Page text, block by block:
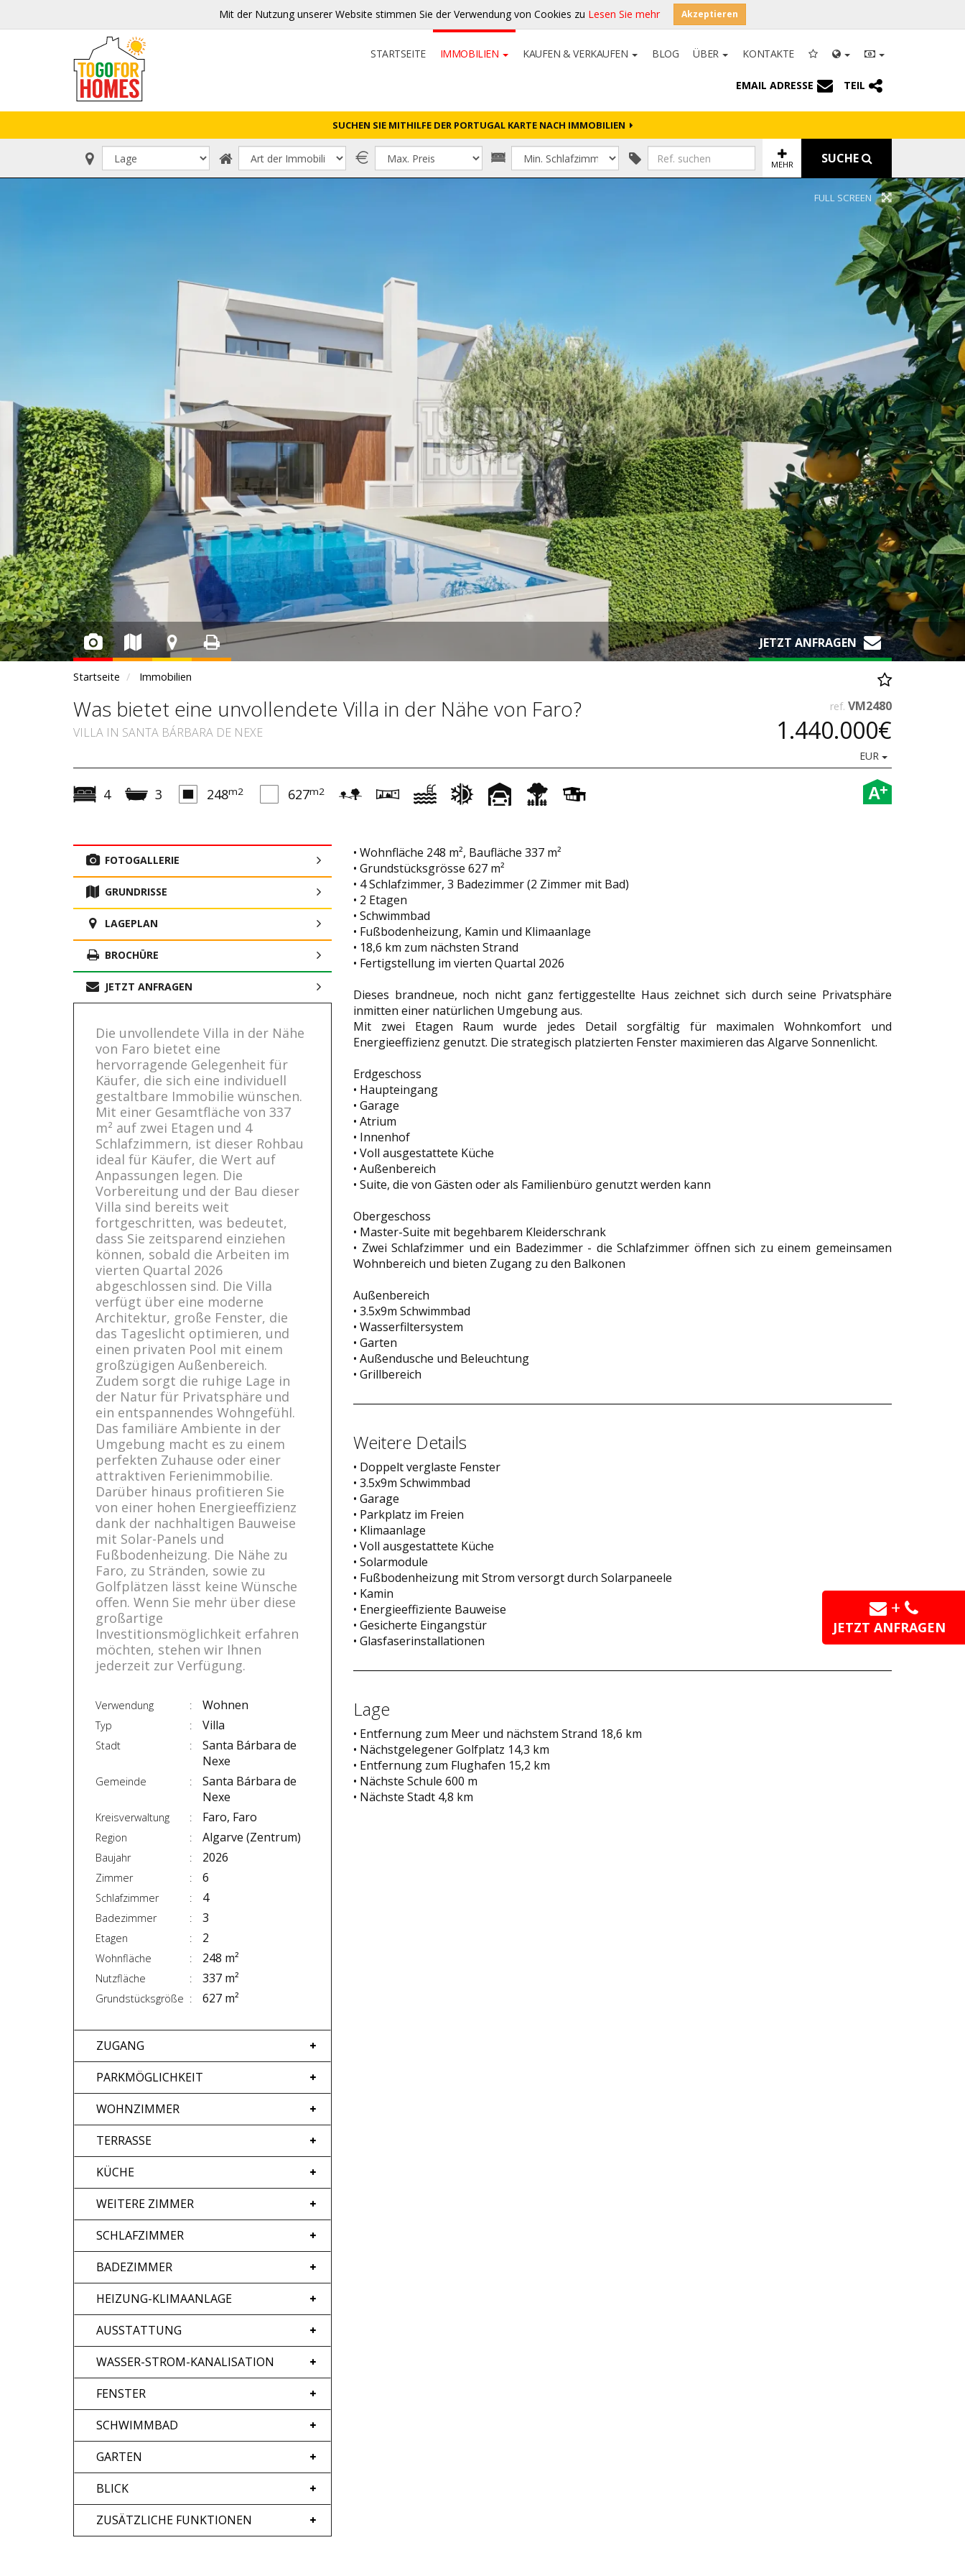
Mit der Nutzung unserer Website stimmen Sie der Verwendung von Cookies zu Lesen Sie mehr Akzeptieren
STARTSEITE IMMOBILIEN KAUFEN & VERKAUFEN BLOG ÜBER KONTAKTE
EMAIL ADRESSE TEIL
SUCHEN SIE MITHILFE DER PORTUGAL KARTE NACH IMMOBILIEN
MEHR SUCHE
FULL SCREEN
JETZT ANFRAGEN
Startseite Immobilien
Was bietet eine unvollendete Villa in der Nähe von Faro?
VILLA IN SANTA BÁRBARA DE NEXE
ref. VM2480
1.440.000€
EUR
A+
4 3 248m2 627m2
FOTOGALLERIE
GRUNDRISSE
LAGEPLAN
BROCHÜRE
JETZT ANFRAGEN
Die unvollendete Villa in der Nähe
von Faro bietet eine
hervorragende Gelegenheit für
Käufer, die sich eine individuell
gestaltbare Immobilie wünschen.
Mit einer Gesamtfläche von 337
m² auf zwei Etagen und 4
Schlafzimmern, ist dieser Rohbau
ideal für Käufer, die Wert auf
Anpassungen legen. Die
Vorbereitung und der Bau dieser
Villa sind bereits weit
fortgeschritten, was bedeutet,
dass Sie zeitsparend einziehen
können, sobald die Arbeiten im
vierten Quartal 2026
abgeschlossen sind. Die Villa
verfügt über eine moderne
Architektur, große Fenster, die
das Tageslicht optimieren, und
einen privaten Pool mit einem
großzügigen Außenbereich.
Zudem sorgt die ruhige Lage in
der Natur für Privatsphäre und
ein entspannendes Wohngefühl.
Das familiäre Ambiente in der
Umgebung macht es zu einem
perfekten Zuhause oder einer
attraktiven Ferienimmobilie.
Darüber hinaus profitieren Sie
von einer hohen Energieeffizienz
dank der nachhaltigen Bauweise
mit Solar-Panels und
Fußbodenheizung. Die Nähe zu
Faro, zu Stränden, sowie zu
Golfplätzen lässt keine Wünsche
offen. Wenn Sie mehr über diese
großartige
Investitionsmöglichkeit erfahren
möchten, stehen wir Ihnen
jederzeit zur Verfügung.
Verwendung Wohnen
Typ Villa
Stadt
Santa Bárbara de
Nexe
Gemeinde
Santa Bárbara de
Nexe
Kreisverwaltung Faro, Faro
Region Algarve (Zentrum)
Baujahr 2026
Zimmer 6
Schlafzimmer 4
Badezimmer 3
Etagen 2
Wohnfläche 248 m²
Nutzfläche 337 m²
Grundstücksgröße 627 m²
ZUGANG
PARKMÖGLICHKEIT
WOHNZIMMER
TERRASSE
KÜCHE
WEITERE ZIMMER
SCHLAFZIMMER
BADEZIMMER
HEIZUNG-KLIMAANLAGE
AUSSTATTUNG
WASSER-STROM-KANALISATION
FENSTER
SCHWIMMBAD
GARTEN
BLICK
ZUSÄTZLICHE FUNKTIONEN
• Wohnfläche 248 m², Baufläche 337 m²
• Grundstücksgrösse 627 m²
• 4 Schlafzimmer, 3 Badezimmer (2 Zimmer mit Bad)
• 2 Etagen
• Schwimmbad
• Fußbodenheizung, Kamin und Klimaanlage
• 18,6 km zum nächsten Strand
• Fertigstellung im vierten Quartal 2026
Dieses brandneue, noch nicht ganz fertiggestellte Haus zeichnet sich durch seine Privatsphäre
inmitten einer natürlichen Umgebung aus.
Mit zwei Etagen Raum wurde jedes Detail sorgfältig für maximalen Wohnkomfort und
Energieeffizienz genutzt. Die strategisch platzierten Fenster maximieren das Algarve Sonnenlicht.
Erdgeschoss
• Haupteingang
• Garage
• Atrium
• Innenhof
• Voll ausgestattete Küche
• Außenbereich
• Suite, die von Gästen oder als Familienbüro genutzt werden kann
Obergeschoss
• Master-Suite mit begehbarem Kleiderschrank
• Zwei Schlafzimmer und ein Badezimmer - die Schlafzimmer öffnen sich zu einem gemeinsamen
Wohnbereich und bieten Zugang zu den Balkonen
Außenbereich
• 3.5x9m Schwimmbad
• Wasserfiltersystem
• Garten
• Außendusche und Beleuchtung
• Grillbereich
Weitere Details
• Doppelt verglaste Fenster
• 3.5x9m Schwimmbad
• Garage
• Parkplatz im Freien
• Klimaanlage
• Voll ausgestattete Küche
• Solarmodule
• Fußbodenheizung mit Strom versorgt durch Solarpaneele
• Kamin
• Energieeffiziente Bauweise
• Gesicherte Eingangstür
• Glasfaserinstallationen
Lage
• Entfernung zum Meer und nächstem Strand 18,6 km
• Nächstgelegener Golfplatz 14,3 km
• Entfernung zum Flughafen 15,2 km
• Nächste Schule 600 m
• Nächste Stadt 4,8 km
JETZT ANFRAGEN
+